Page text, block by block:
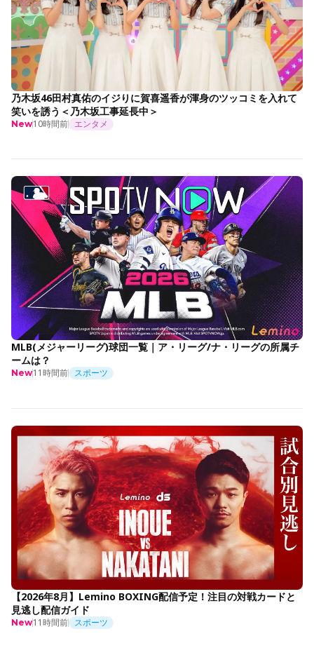
乃木坂46田村真佑のイジりに賀喜遥香が渾身のツッコミを入れて
笑いを誘う＜乃木坂工事延長中＞
New10時間前 エンタメ
MLB(メジャーリーグ)球団一覧｜ア・リーグ/ナ・リーグの所属チ
ームは？
New11時間前 スポーツ
【2026年8月】Lemino BOXING配信予定！注目の対戦カードと
見逃し配信ガイド
New11時間前 スポーツ